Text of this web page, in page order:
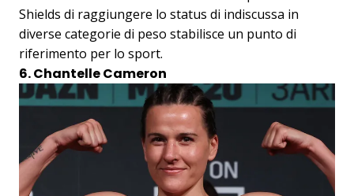
Shields di raggiungere lo status di indiscussa in
diverse categorie di peso stabilisce un punto di
riferimento per lo sport.
6. Chantelle Cameron